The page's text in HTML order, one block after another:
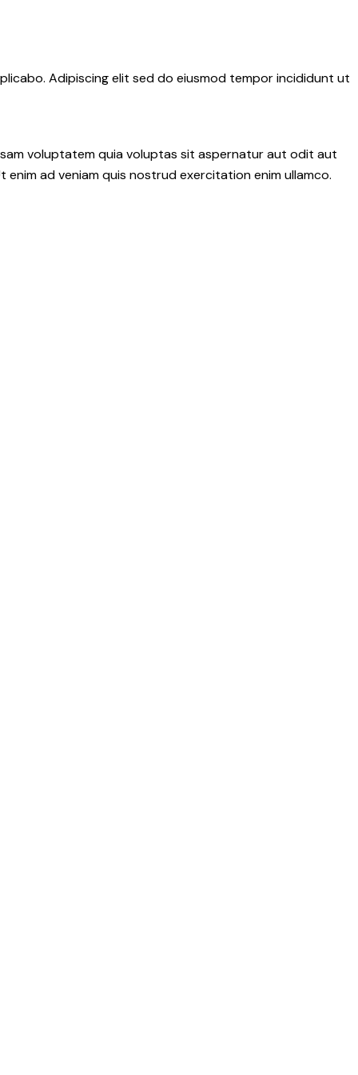
Adipiscing elit sed do eiusmod tempor incididunt ut
voluptatem quia voluptas sit aspernatur aut odit aut
ad veniam quis nostrud exercitation enim ullamco.